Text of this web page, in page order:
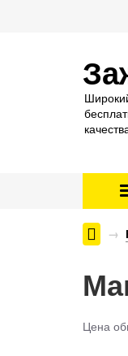
Цена